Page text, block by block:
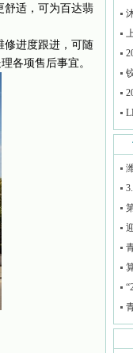
舒适，可为百达翡
修进度跟进，可随
各项售后事宜。